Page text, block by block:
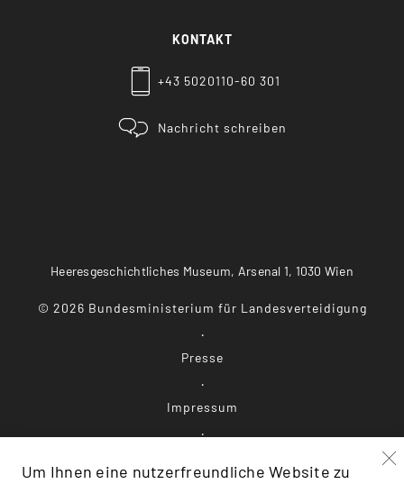
KONTAKT
+43 5020110-60 301
Nachricht schreiben
Heeresgeschichtliches Museum, Arsenal 1, 1030 Wien
© 2026 Bundesministerium für Landesverteidigung
Presse
Impressum
Um Ihnen eine nutzerfreundliche Website zu